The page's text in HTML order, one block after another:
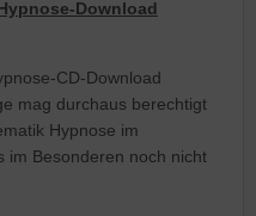
Download
CD-Download
mag durchaus berechtigt
Hypnose im
im Besonderen noch nicht